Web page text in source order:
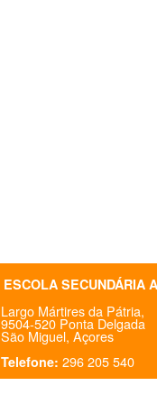
ESCOLA SECUNDÁRIA
Largo Mártires da Pátria,
9504-520 Ponta Delgada
São Miguel, Açores
Telefone: 296 205 540